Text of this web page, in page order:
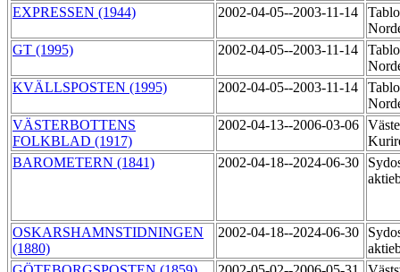
EXPRESSEN (1944)
2002-04-05--2003-11-14
GT (1995)
2002-04-05--2003-11-14
KVÄLLSPOSTEN (1995)
2002-04-05--2003-11-14
VÄSTERBOTTENS
FOLKBLAD (1917)
2002-04-13--2006-03-06
BAROMETERN (1841)
2002-04-18--2024-06-30
OSKARSHAMNSTIDNINGEN
(1880)
2002-04-18--2024-06-30